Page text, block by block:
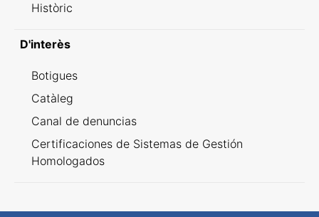
Històric
D'interès
Botigues
Catàleg
Canal de denuncias
Certificaciones de Sistemas de Gestión
Homologados